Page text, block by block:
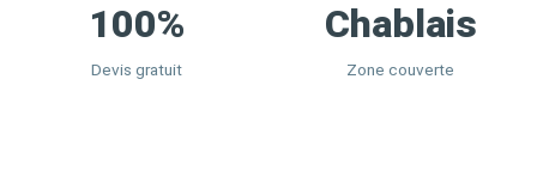
100%
Devis gratuit
Chablais
Zone couverte